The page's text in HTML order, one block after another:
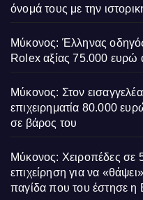
όνομά τους με την
Μύκονος: Έλληνας
Rolex αξίας 75.000 ευρώ
Μύκονος: Στον
επιχειρηματία 80.000
σε βάρος του
Μύκονος: Χειροπέδες σε
επιχείρηση για να
παγίδα που του έστησε